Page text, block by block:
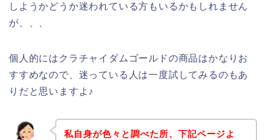
しようかどうか迷われている方もいるかもしれません
が、、、
個人的にはクラチャイダムゴールドの商品はかなりお
すすめなので、迷っている人は一度試してみるのもあ
りだと思いますよ♪
私自身が色々と調べた所、下記ページよ